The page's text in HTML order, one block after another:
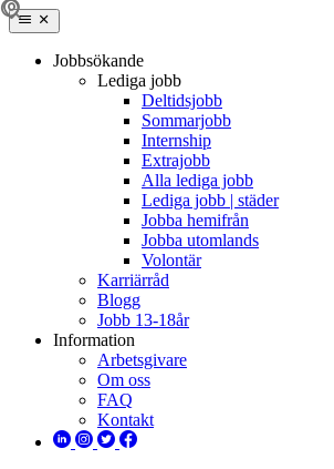
Jobbsökande
Lediga jobb
Deltidsjobb
Sommarjobb
Internship
Extrajobb
Alla lediga jobb
Lediga jobb | städer
Jobba hemifrån
Jobba utomlands
Volontär
Karriärråd
Blogg
Jobb 13-18år
Information
Arbetsgivare
Om oss
FAQ
Kontakt